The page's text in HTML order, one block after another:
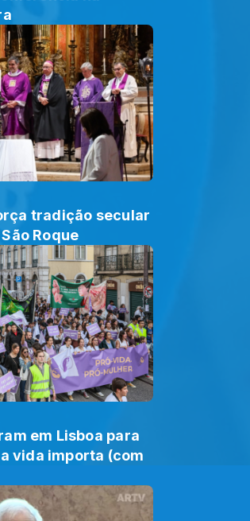
tradição secular
Roque
em Lisboa para
vida importa (com